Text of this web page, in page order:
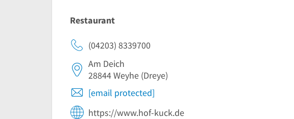
Restaurant
(04203) 8339700
Am Deich
28844Weyhe (Dreye)
[email protected]
https://www.hof-kuck.de